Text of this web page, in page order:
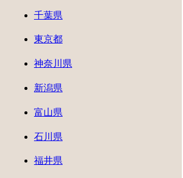
千葉県
東京都
神奈川県
新潟県
富山県
石川県
福井県